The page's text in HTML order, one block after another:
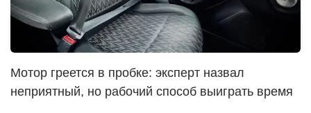
Мотор греется в пробке: эксперт назвал
неприятный, но рабочий способ выиграть время